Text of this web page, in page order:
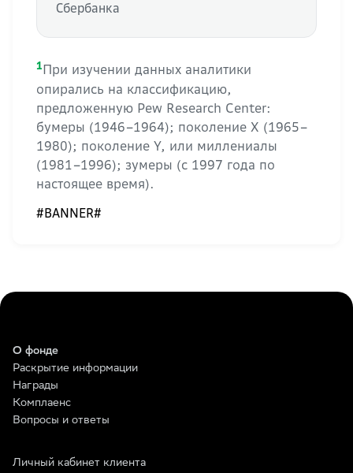
Сбербанка
1При изучении данных аналитики
опирались на классификацию,
предложенную Pew Research Center:
бумеры (1946–1964); поколение Х (1965–
1980); поколение Y, или миллениалы
(1981–1996); зумеры (с 1997 года по
настоящее время).
#BANNER#
О фонде
Раскрытие информации
Награды
Комплаенс
Вопросы и ответы
Личный кабинет клиента